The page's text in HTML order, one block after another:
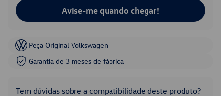
Avise-me quando chegar!
Peça Original Volkswagen
Garantia de 3 meses de fábrica
Tem dúvidas sobre a compatibilidade deste produto?